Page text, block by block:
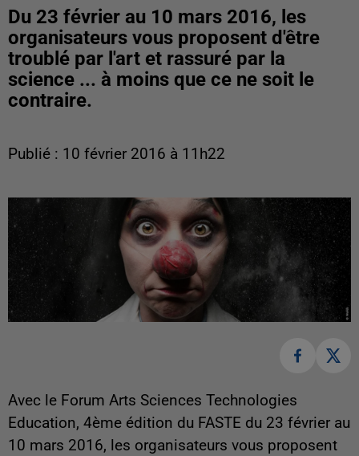
Du 23 février au 10 mars 2016, les
organisateurs vous proposent d'être
troublé par l'art et rassuré par la
science ... à moins que ce ne soit le
contraire.
Publié : 10 février 2016 à 11h22
Avec le Forum Arts Sciences Technologies
Education, 4ème édition du FASTE du 23 février au
10 mars 2016, les organisateurs vous proposent